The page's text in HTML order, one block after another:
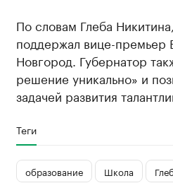
По словам Глеба
поддержал вице-премьер
Новгород. Губернатор
решение уникально» и
задачей развития
Теги
образование Школа